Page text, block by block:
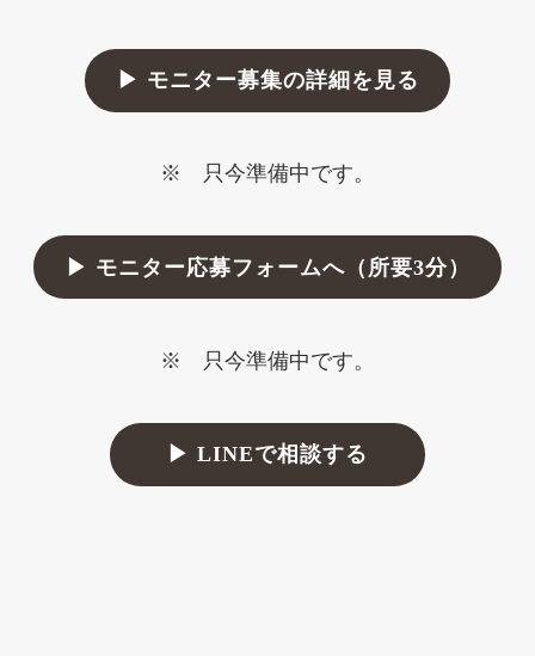
▶ モニター募集の詳細を見る
※ 只今準備中です。
▶ モニター応募フォームへ（所要3分）
※ 只今準備中です。
▶ LINEで相談する